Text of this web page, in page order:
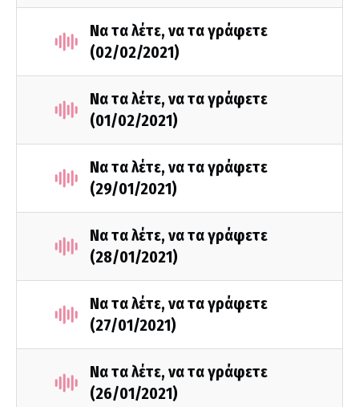
Να τα λέτε, να τα γράφετε
(02/02/2021)
Να τα λέτε, να τα γράφετε
(01/02/2021)
Να τα λέτε, να τα γράφετε
(29/01/2021)
Να τα λέτε, να τα γράφετε
(28/01/2021)
Να τα λέτε, να τα γράφετε
(27/01/2021)
Να τα λέτε, να τα γράφετε
(26/01/2021)